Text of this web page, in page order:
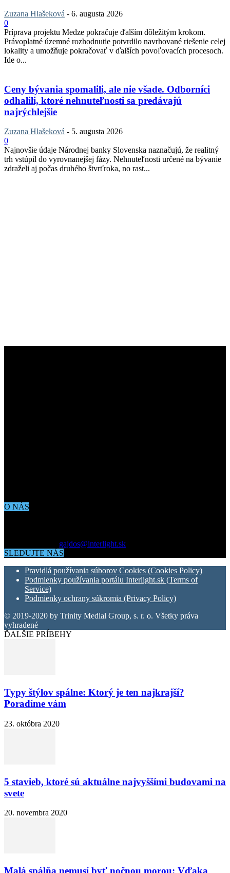
Zuzana Hlašeková - 6. augusta 2026
0
Príprava projektu Medze pokračuje ďalším dôležitým krokom.
Právoplatné územné rozhodnutie potvrdilo navrhované riešenie celej
lokality a umožňuje pokračovať v ďalších povoľovacích procesoch.
Ide o...
Ceny bývania spomalili, ale nie všade. Odborníci
odhalili, ktoré nehnuteľnosti sa predávajú
najrýchlejšie
Zuzana Hlašeková - 5. augusta 2026
0
Najnovšie údaje Národnej banky Slovenska naznačujú, že realitný
trh vstúpil do vyrovnanejšej fázy. Nehnuteľnosti určené na bývanie
zdraželi aj počas druhého štvrťroka, no rast...
O NÁS
gajdos@interlight.sk
SLEDUJTE NÁS
Pravidlá používania súborov Cookies (Cookies Policy)
Podmienky používania portálu Interlight.sk (Terms of
Service)
Podmienky ochrany súkromia (Privacy Policy)
© 2019-2020 by Trinity Medial Group, s. r. o. Všetky práva
vyhradené
ĎALŠIE PRÍBEHY
Typy štýlov spálne: Ktorý je ten najkrajší?
Poradíme vám
23. októbra 2020
5 stavieb, ktoré sú aktuálne najvyššími budovami na
svete
20. novembra 2020
Malá spálňa nemusí byť nočnou morou: Vďaka